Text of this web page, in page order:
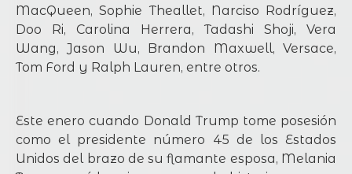
MacQueen, Sophie Theallet, Narciso Rodríguez,
Doo Ri, Carolina Herrera, Tadashi Shoji, Vera
Wang, Jason Wu, Brandon Maxwell, Versace,
Tom Ford y Ralph Lauren, entre otros.
Este enero cuando Donald Trump tome posesión
como el presidente número 45 de los Estados
Unidos del brazo de su flamante esposa, Melania